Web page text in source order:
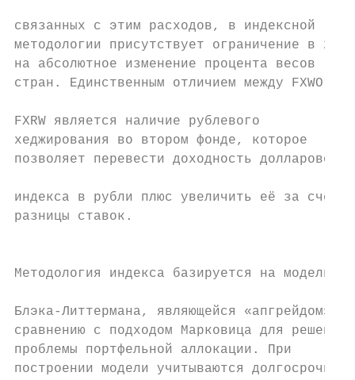
связанных с этим расходов, в индексной
методологии присутствует ограничение в
на абсолютное изменение процента весов
стран. Единственным отличием между FXWO и
FXRW является наличие рублевого
хеджирования во втором фонде, которое
позволяет перевести доходность
индекса в рубли плюс увеличить её за счет
разницы ставок.
Методология индекса базируется на модели
Блэка-Литтермана, являющейся «апгрейдом» по
сравнению с подходом Марковица для
проблемы портфельной аллокации. При
построении модели учитываются